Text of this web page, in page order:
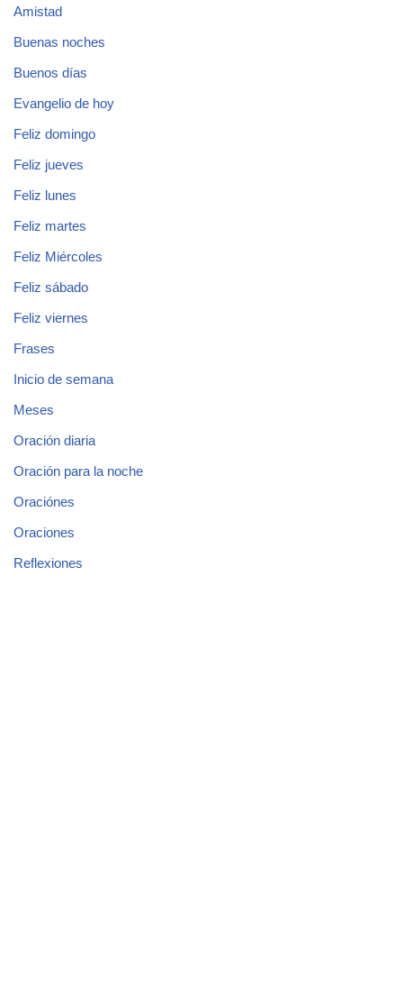
Amistad
Buenas noches
Buenos días
Evangelio de hoy
Feliz domingo
Feliz jueves
Feliz lunes
Feliz martes
Feliz Miércoles
Feliz sábado
Feliz viernes
Frases
Inicio de semana
Meses
Oración diaria
Oración para la noche
Oraciónes
Oraciones
Reflexiones